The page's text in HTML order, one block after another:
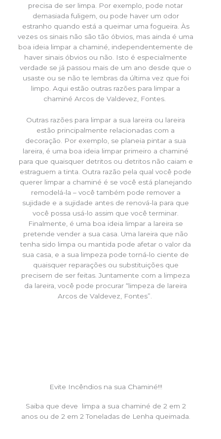
precisa de ser limpa. Por exemplo, pode notar
demasiada fuligem, ou pode haver um odor
estranho quando está a queimar uma fogueira. Às
vezes os sinais não são tão óbvios, mas ainda é uma
boa ideia limpar a chaminé, independentemente de
haver sinais óbvios ou não. Isto é especialmente
verdade se já passou mais de um ano desde que o
usaste ou se não te lembras da última vez que foi
limpo. Aqui estão outras razões para limpar a
chaminé Arcos de Valdevez, Fontes.
Outras razões para limpar a sua lareira ou lareira
estão principalmente relacionadas com a
decoração. Por exemplo, se planeia pintar a sua
lareira, é uma boa ideia limpar primeiro a chaminé
para que quaisquer detritos ou detritos não caiam e
estraguem a tinta. Outra razão pela qual você pode
querer limpar a chaminé é se você está planejando
remodelá-la – você também pode remover a
sujidade e a sujidade antes de renová-la para que
você possa usá-lo assim que você terminar.
Finalmente, é uma boa ideia limpar a lareira se
pretende vender a sua casa. Uma lareira que não
tenha sido limpa ou mantida pode afetar o valor da
sua casa, e a sua limpeza pode torná-lo ciente de
quaisquer reparações ou substituições que
precisem de ser feitas. Juntamente com a limpeza
da lareira, você pode procurar “limpeza de lareira
Arcos de Valdevez, Fontes”.
Evite Incêndios na sua Chaminé!!!
Saiba que deve limpa a sua chaminé de 2 em 2
anos ou de 2 em 2 Toneladas de Lenha queimada.